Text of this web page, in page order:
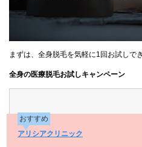
まずは、全身脱毛を気軽に1回お試しで
全身の医療脱毛お試しキャンペーン
おすすめ
アリシアクリニック